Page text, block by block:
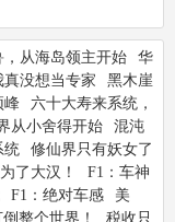
，从海岛领主开始
华
没想当专家
黑木崖
峰
六十大寿来系统，
从小舍得开始
混沌
统
修仙界只有妖女了
了大汉！
F1：车神
F1：绝对车感
美
整个世界！ 税收只